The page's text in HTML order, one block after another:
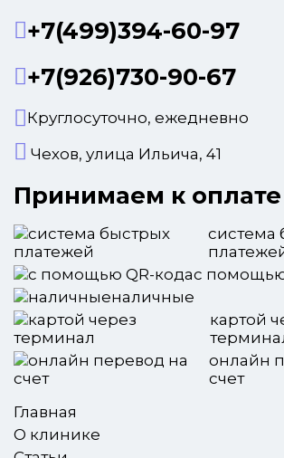
+7(499)394-60-97
+7(926)730-90-67
Круглосуточно, ежедневно
Чехов, улица Ильича, 41
Принимаем к оплате
система
с помощью
наличные
картой
онлайн
счет
Главная
О клинике